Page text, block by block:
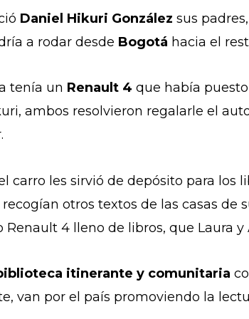
Daniel Hikuri González sus padres,
a rodar desde Bogotá hacia el
tenía un Renault 4 que había
ambos resolvieron regalarle el
carro les sirvió de depósito para los
otros textos de las casas de
Renault 4 lleno de libros, que Laura
itinerante y comunitaria
van por el país promoviendo la